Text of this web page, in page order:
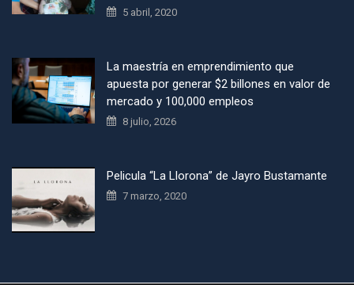
5 abril, 2020
La maestría en emprendimiento que
apuesta por generar $2 billones en valor de
mercado y 100,000 empleos
8 julio, 2026
Pelicula “La Llorona” de Jayro Bustamante
7 marzo, 2020